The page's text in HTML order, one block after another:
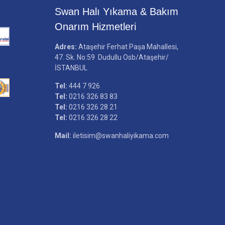
Swan Halı Yıkama & Bakım
Onarım Hizmetleri
Adres: Ataşehir Ferhat Paşa Mahallesi,
47. Sk. No:59 Dudullu Osb/Ataşehir/
İSTANBUL
Tel: 444 7 926
Tel: 0216 326 83 83
Tel: 0216 326 28 21
Tel: 0216 326 28 22
Mail: iletisim@swanhaliyikama.com